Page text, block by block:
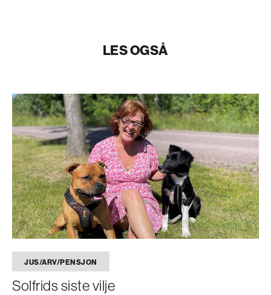
LES OGSÅ
JUS/ARV/PENSJON
Solfrids siste vilje